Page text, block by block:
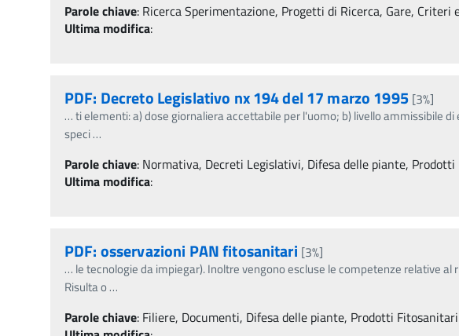
Parole chiave: Ricerca Sperimentazione, Progetti di Ricerca, Gare, Criteri
Ultima modifica:
PDF: Decreto Legislativo nx 194 del 17 marzo 1995 [3%]
…ti elementi: a) dose giornaliera accettabile per l'uomo; b) livello ammissibile di
speci…
Parole chiave: Normativa, Decreti Legislativi, Difesa delle piante,
Ultima modifica:
PDF: osservazioni PAN fitosanitari [3%]
… le tecnologie da impiegar). Inoltre vengono escluse le competenze relative al
Risulta o…
Parole chiave: Filiere, Documenti, Difesa delle piante, Prodotti Fitosanitari